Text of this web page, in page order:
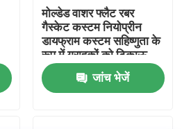
मोल्डेड वाशर फ्लैट रबर
गैस्केट कस्टम नियोप्रीन
डायफ्राम कस्टम सहिष्णुता के
रूप में ग्राहकों को टिकाऊ
सील समाधान की मांग
जांच भेजें